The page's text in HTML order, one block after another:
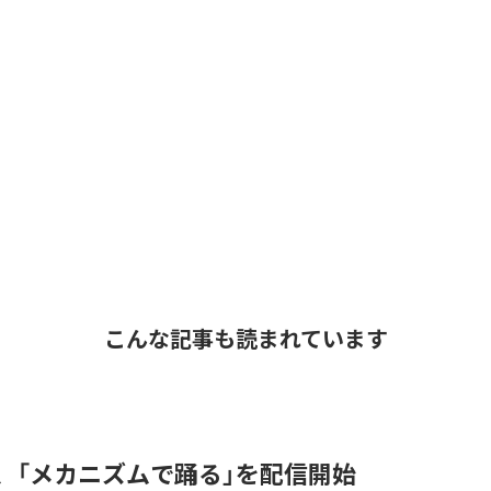
こんな記事も読まれています
「メカニズムで踊る」を配信開始